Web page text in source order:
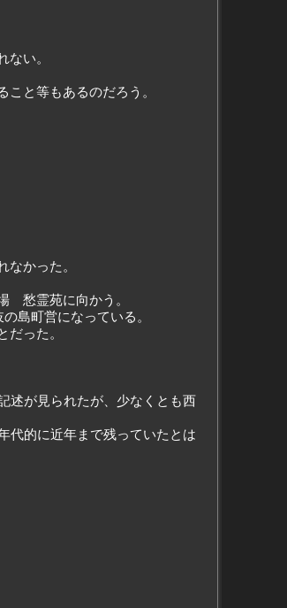
い。
と等もあるのだろう。
かった。
愁霊苑に向かう。
島町営になっている。
った。
述が見られたが、少なくとも西
代的に近年まで残っていたとは